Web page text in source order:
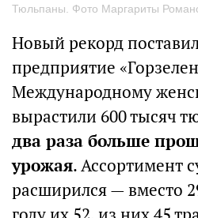
Тюльпаны. Фото Маргариты
Новый рекорд
предприятие
Международному
вырастили 600 тысяч
два раза больше
урожая. Ассортимент
расширился — вместо